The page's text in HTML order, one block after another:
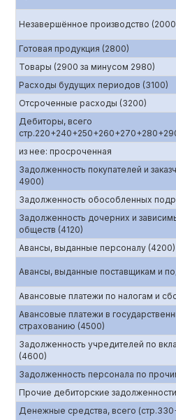
Незавершённое производство
Готовая продукция (2800)
Товары (2900 за минусом 2980)
Расходы будущих периодов (3100)
Отсроченные расходы (3200)
Дебиторы, всего
из нее: просроченная
Задолженность покупателей и
4900)
Задолженность обособленных
Задолженность дочерних и
обществ (4120)
Авансы, выданные персоналу (4200)
Авансы, выданные поставщикам и
Авансовые платежи по налогам и
Авансовые платежи в
страхованию (4500)
Задолженность учредителей по
(4600)
Задолженность персонала по
Прочие дебиторские
Денежные средства, всего